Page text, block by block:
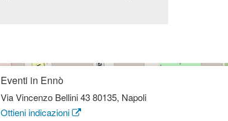
Eventi in Ennò
Via Vincenzo Bellini 43 80135, Napoli
Ottieni indicazioni